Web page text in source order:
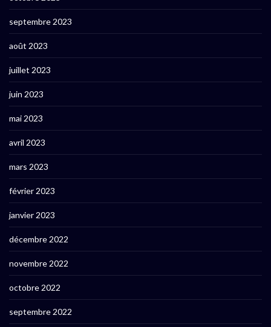
septembre 2023
août 2023
juillet 2023
juin 2023
mai 2023
avril 2023
mars 2023
février 2023
janvier 2023
décembre 2022
novembre 2022
octobre 2022
septembre 2022